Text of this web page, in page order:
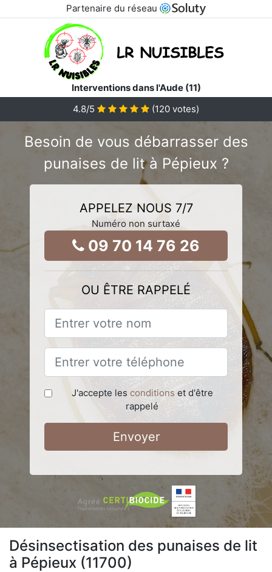
Partenaire du réseau
Interventions dans l'Aude (11)
4.8/5 (120 votes)
Besoin de vous débarrasser des
punaises de lit à Pépieux ?
APPELEZ NOUS 7/7
Numéro non surtaxé
09 70 14 76 26
OU ÊTRE RAPPELÉ
J'accepte les conditions et d'être
rappelé
Envoyer
Désinsectisation des punaises de lit
à Pépieux (11700)